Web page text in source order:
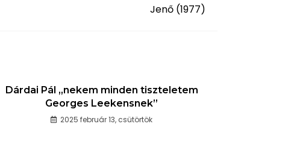
Jenő (1977)
Dárdai Pál „nekem minden tiszteletem
Georges Leekensnek”
2025 február 13, csütörtök